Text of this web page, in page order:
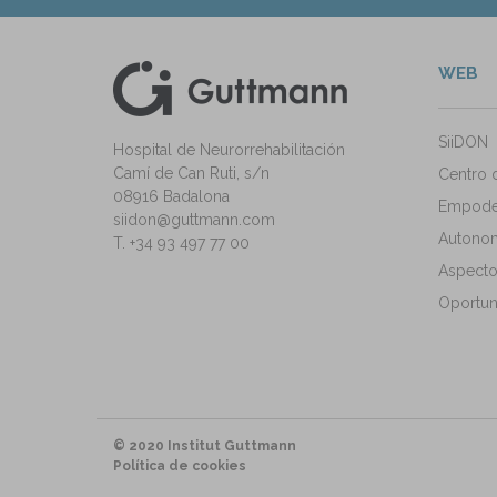
Hospital de Neurorrehabilitación
Camí de Can Ruti, s/n
08916 Badalona
siidon@guttmann.com
T. +34 93 497 77 00
WEB
SiiDON
Centro
© 2020 Institut Guttmann
Política de cookies